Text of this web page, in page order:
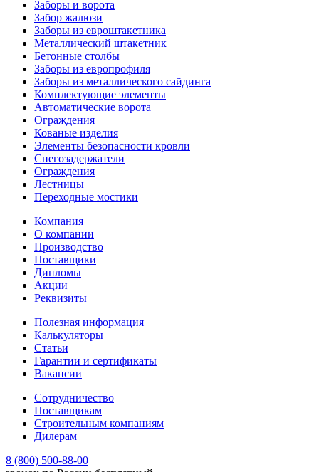
Заборы и ворота
Забор жалюзи
Заборы из евроштакетника
Металлический штакетник
Бетонные столбы
Заборы из европрофиля
Заборы из металлического сайдинга
Комплектующие элементы
Автоматические ворота
Ограждения
Кованые изделия
Элементы безопасности кровли
Снегозадержатели
Ограждения
Лестницы
Переходные мостики
Компания
О компании
Производство
Поставщики
Дипломы
Акции
Реквизиты
Полезная информация
Калькуляторы
Статьи
Гарантии и сертификаты
Вакансии
Сотрудничество
Поставщикам
Строительным компаниям
Дилерам
8 (800) 500-88-00